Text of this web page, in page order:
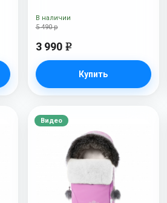
5 490 р
3 990 e
Купить
В наличии
Видео